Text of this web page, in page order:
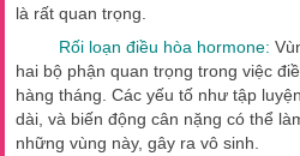
là rất quan trọng.
Rối loạn điều hòa hormone:
hai bộ phận quan trọng trong việc
hàng tháng. Các yếu tố như tập
dài, và biến động cân nặng có thể
những vùng này, gây ra vô sinh.